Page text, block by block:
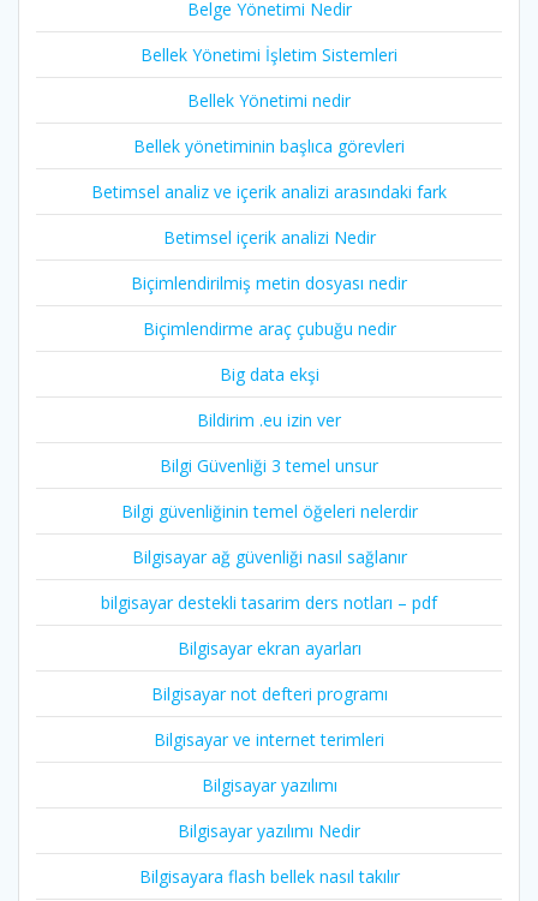
Belge Yönetimi Nedir
Bellek Yönetimi İşletim Sistemleri
Bellek Yönetimi nedir
Bellek yönetiminin başlıca görevleri
Betimsel analiz ve içerik analizi arasındaki fark
Betimsel içerik analizi Nedir
Biçimlendirilmiş metin dosyası nedir
Biçimlendirme araç çubuğu nedir
Big data ekşi
Bildirim .eu izin ver
Bilgi Güvenliği 3 temel unsur
Bilgi güvenliğinin temel öğeleri nelerdir
Bilgisayar ağ güvenliği nasıl sağlanır
bilgisayar destekli tasarim ders notları – pdf
Bilgisayar ekran ayarları
Bilgisayar not defteri programı
Bilgisayar ve internet terimleri
Bilgisayar yazılımı
Bilgisayar yazılımı Nedir
Bilgisayara flash bellek nasıl takılır